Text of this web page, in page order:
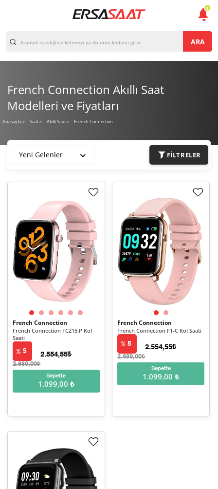
ARA
French Connection Akıllı Saat
Modelleri ve Fiyatları
Anasayfa> Saat > Akıllı Saat > French Connection
Yeni Gelenler FILTRELER
French Connection
French Connection FCZ15.P Kol
Saati
5
2.689,00₺
2.554,55₺
Sepette
1.099,00 ₺
French Connection
French Connection F1-C Kol Saati
5
2.689,00₺
2.554,55₺
Sepette
1.099,00 ₺
1